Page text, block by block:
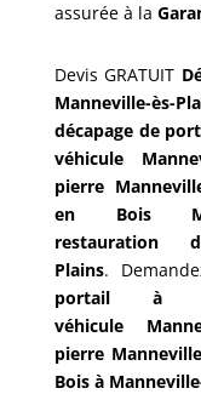
assurée à la
Devis GRATUIT
Manneville-ès-
décapage de
véhicule
pierre
en Bois
restauration
Plains.
portail à
véhicule
pierre
Bois à